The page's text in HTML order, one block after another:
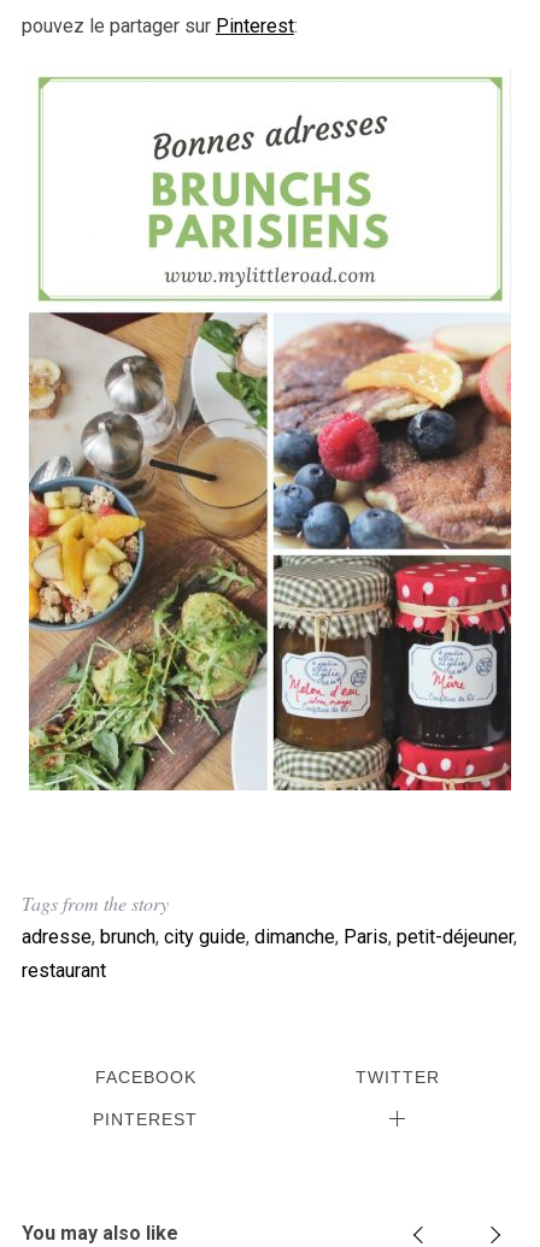
pouvez le partager sur Pinterest:
Tags from the story
adresse, brunch, city guide, dimanche, Paris, petit-déjeuner,
restaurant
FACEBOOK TWITTER
PINTEREST
You may also like